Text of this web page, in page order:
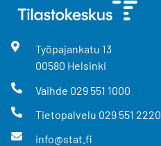
Työpajankatu 13
00580 Helsinki
Vaihde 029 551 1000
Tietopalvelu 029 551 2220
info@stat.fi